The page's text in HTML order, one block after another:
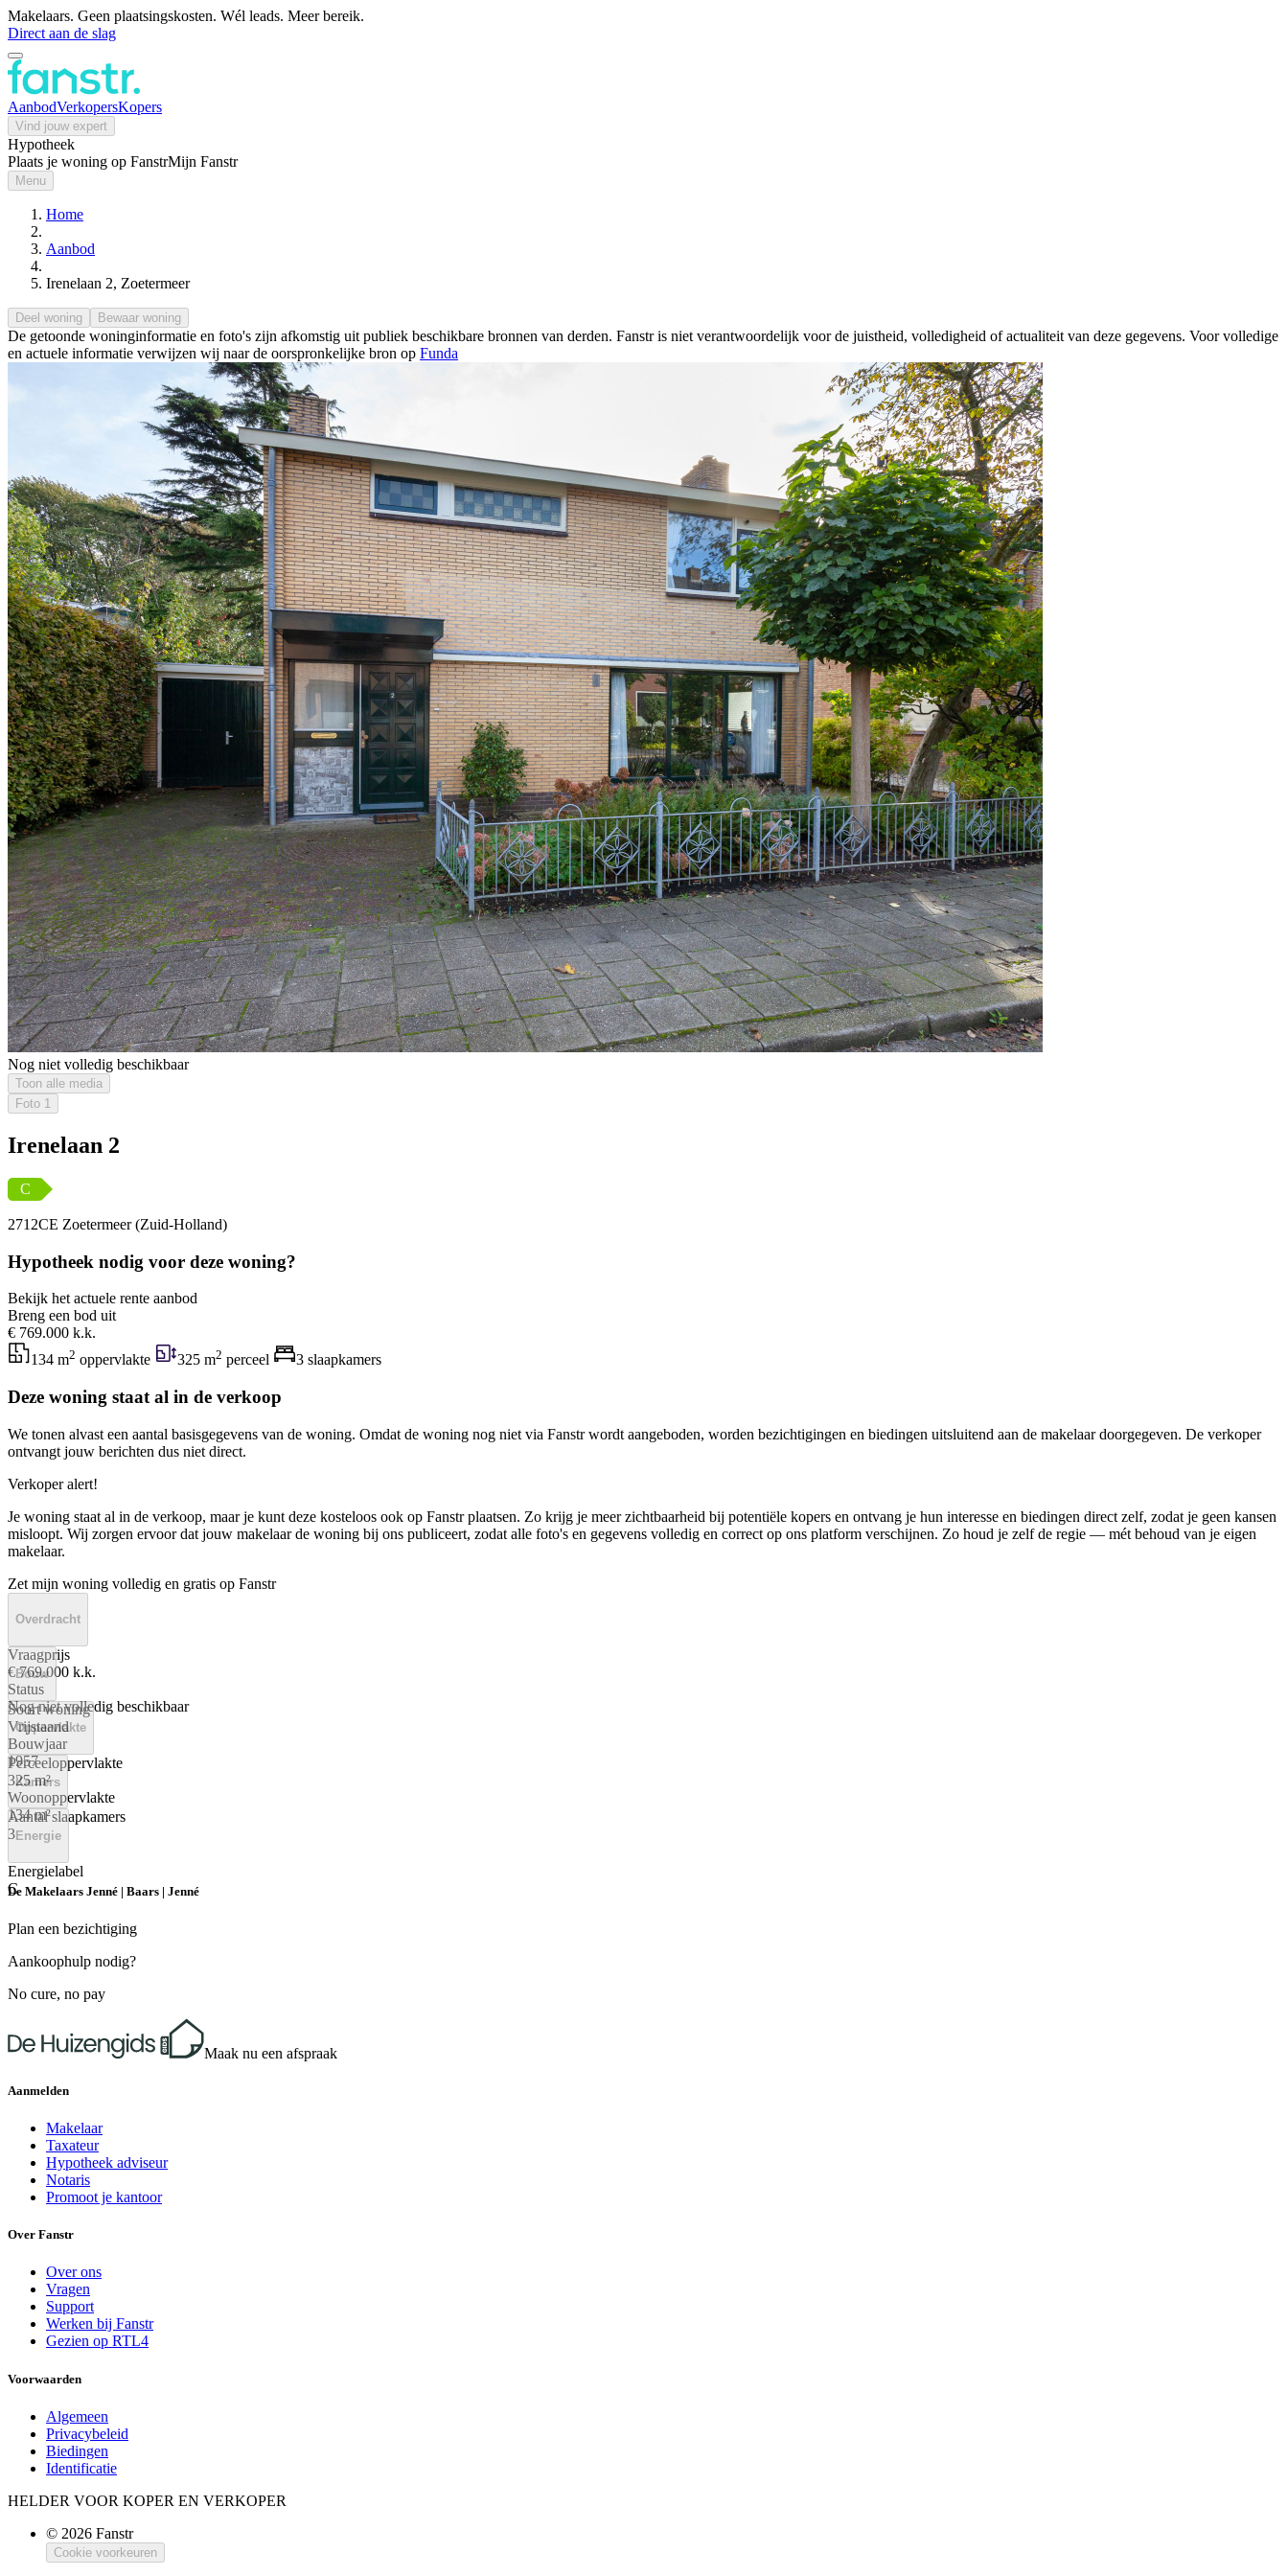
Makelaars. Geen plaatsingskosten. Wél leads. Meer bereik.
Direct aan de slag
AanbodVerkopersKopers
Vind jouw expert
Hypotheek
Plaats je woning op FanstrMijn Fanstr
Menu
Home
Aanbod
Irenelaan 2, Zoetermeer
Deel woning Bewaar woning
De getoonde woninginformatie en foto's zijn afkomstig uit publiek beschikbare bronnen van derden. Fanstr is niet verantwoordelijk voor de juistheid, volledigheid of actualiteit van deze gegevens. Voor volledige
en actuele informatie verwijzen wij naar de oorspronkelijke bron op Funda
Nog niet volledig beschikbaar
Toon alle media
Foto 1
Irenelaan 2
C
2712CE Zoetermeer (Zuid-Holland)
Hypotheek nodig voor deze woning?
Bekijk het actuele rente aanbod
Breng een bod uit
€ 769.000 k.k.
134 m2 oppervlakte 325 m2 perceel 3 slaapkamers
Deze woning staat al in de verkoop
We tonen alvast een aantal basisgegevens van de woning. Omdat de woning nog niet via Fanstr wordt aangeboden, worden bezichtigingen en biedingen uitsluitend aan de makelaar doorgegeven. De verkoper
ontvangt jouw berichten dus niet direct.
Verkoper alert!
Je woning staat al in de verkoop, maar je kunt deze kosteloos ook op Fanstr plaatsen. Zo krijg je meer zichtbaarheid bij potentiële kopers en ontvang je hun interesse en biedingen direct zelf, zodat je geen kansen
misloopt. Wij zorgen ervoor dat jouw makelaar de woning bij ons publiceert, zodat alle foto's en gegevens volledig en correct op ons platform verschijnen. Zo houd je zelf de regie — mét behoud van je eigen
makelaar.
Zet mijn woning volledig en gratis op Fanstr
Overdracht
Vraagprijs
€ 769.000 k.k.
Status
Nog niet volledig beschikbaar
Bouw
Soort woning
Vrijstaand
Bouwjaar
1957
Oppervlakte
Perceeloppervlakte
325 m²
Woonoppervlakte
134 m²
Kamers
Aantal slaapkamers
3 Energie
Energielabel
C
De Makelaars Jenné | Baars | Jenné
Plan een bezichtiging
Aankoophulp nodig?
No cure, no pay
Maak nu een afspraak
Aanmelden
Makelaar
Taxateur
Hypotheek adviseur
Notaris
Promoot je kantoor
Over Fanstr
Over ons
Vragen
Support
Werken bij Fanstr
Gezien op RTL4
Voorwaarden
Algemeen
Privacybeleid
Biedingen
Identificatie
HELDER VOOR KOPER EN VERKOPER
© 2026 Fanstr
Cookie voorkeuren